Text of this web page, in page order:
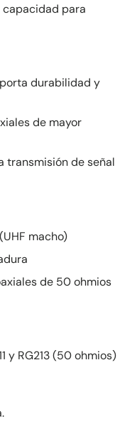
capacidad para
durabilidad y
de mayor
transmisión de señal
macho)
de 50 ohmios
y RG213 (50 ohmios)